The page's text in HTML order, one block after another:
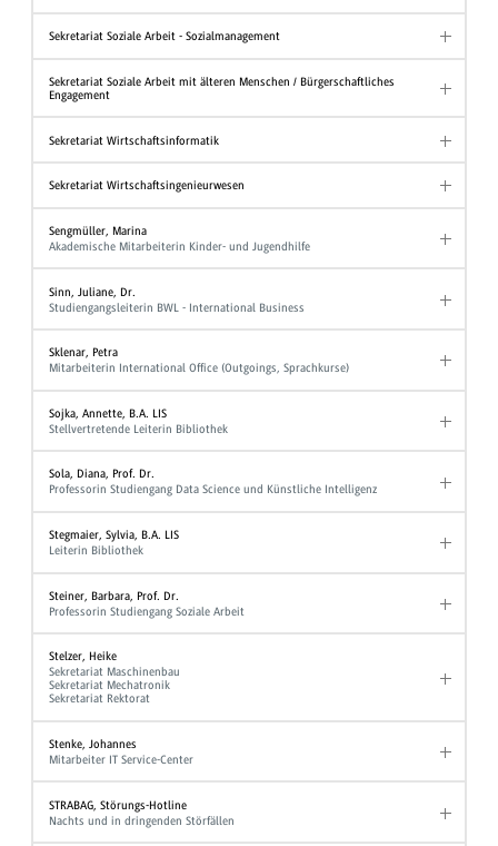
Sekretariat Soziale Arbeit - Sozialmanagement
Sekretariat Soziale Arbeit mit älteren Menschen / Bürgerschaftliches
Engagement
Sekretariat Wirtschaftsinformatik
Sekretariat Wirtschaftsingenieurwesen
Sengmüller, Marina
Akademische Mitarbeiterin Kinder- und Jugendhilfe
Sinn, Juliane, Dr.
Studiengangsleiterin BWL - International Business
Sklenar, Petra
Mitarbeiterin International Office (Outgoings, Sprachkurse)
Sojka, Annette, B.A. LIS
Stellvertretende Leiterin Bibliothek
Sola, Diana, Prof. Dr.
Professorin Studiengang Data Science und Künstliche Intelligenz
Stegmaier, Sylvia, B.A. LIS
Leiterin Bibliothek
Steiner, Barbara, Prof. Dr.
Professorin Studiengang Soziale Arbeit
Stelzer, Heike
Sekretariat Maschinenbau
Sekretariat Mechatronik
Sekretariat Rektorat
Stenke, Johannes
Mitarbeiter IT Service-Center
STRABAG, Störungs-Hotline
Nachts und in dringenden Störfällen